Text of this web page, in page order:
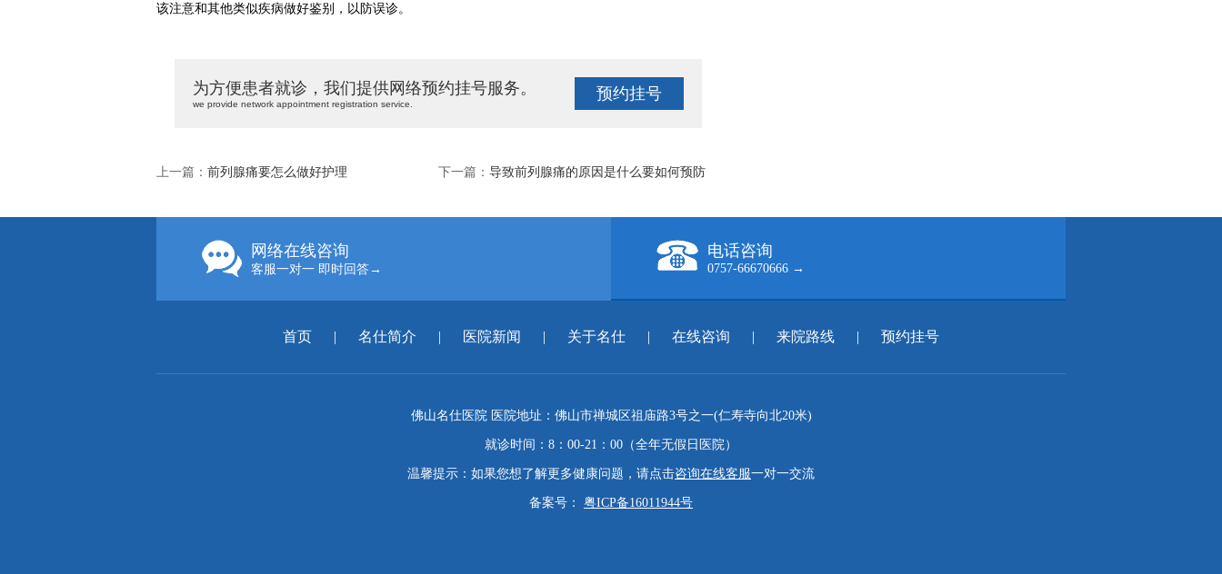
该注意和其他类似疾病做好鉴别，以防误诊。
为方便患者就诊，我们提供网络预约挂号服务。
we provide network appointment registration service.
预约挂号
上一篇： 前列腺痛要怎么做好护理 下一篇： 导致前列腺痛的原因是什么要如何预防
网络在线咨询
客服一对一 即时回答→
电话咨询
0757-66670666 →
首页 | 名仕简介 | 医院新闻 | 关于名仕 | 在线咨询 | 来院路线 | 预约挂号
佛山名仕医院 医院地址：佛山市禅城区祖庙路3号之一(仁寿寺向北20米)
就诊时间：8：00-21：00（全年无假日医院）
温馨提示：如果您想了解更多健康问题，请点击咨询在线客服一对一交流
备案号： 粤ICP备16011944号